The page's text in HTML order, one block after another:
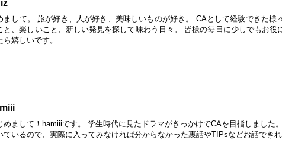
まして。 旅が好き、人が好き、美味しいものが好き。 CAとして経験できた様
と、楽しいこと、新しい発見を探して味わう日々。 皆様の毎日に少しでもお役
ら嬉しいです。
めまして！hamiiiです。 学生時代に見たドラマがきっかけでCAを目指しました
ているので、実際に入ってみなければ分からなかった裏話やTIPsなどお話でき